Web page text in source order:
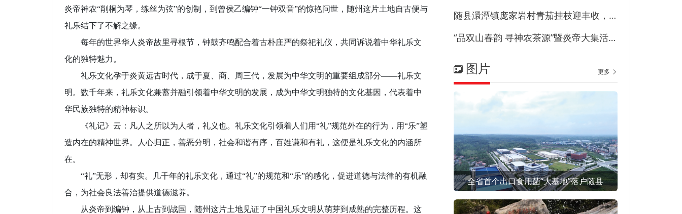
炎帝神农“削桐为琴，练丝为弦”的创制，到曾侯乙编钟“一钟双音”的惊艳问世，随州这片土地自古便与
礼乐结下了不解之缘。
每年的世界华人炎帝故里寻根节，钟鼓齐鸣配合着古朴庄严的祭祀礼仪，共同诉说着中华礼乐文
化的独特魅力。
礼乐文化孕于炎黄远古时代，成于夏、商、周三代，发展为中华文明的重要组成部分——礼乐文
明。数千年来，礼乐文化兼蓄并融引领着中华文明的发展，成为中华文明独特的文化基因，代表着中
华民族独特的精神标识。
《礼记》云：凡人之所以为人者，礼义也。礼乐文化引领着人们用“礼”规范外在的行为，用“乐”塑
造内在的精神世界。人心归正，善恶分明，社会和谐有序，百姓谦和有礼，这便是礼乐文化的内涵所
在。
“礼”无形，却有实。几千年的礼乐文化，通过“礼”的规范和“乐”的感化，促进道德与法律的有机融
合，为社会良法善治提供道德滋养。
从炎帝到编钟，从上古到战国，随州这片土地见证了中国礼乐文明从萌芽到成熟的完整历程。这
随县澴潭镇庞家岩村青茄挂枝迎丰收，特色产业兴乡村！
“品双山春韵 寻神农茶源”暨炎帝大集活动在草甸子街历史文化街区启幕
图片 更多
全省首个出口食用菌“大基地”落户随县